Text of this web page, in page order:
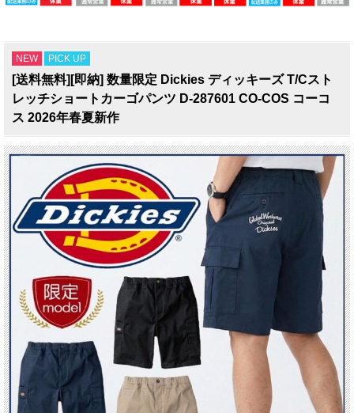
NEW PICK UP
[送料無料][即納] 数量限定 Dickies ディッキーズ T/Cスト
レッチショートカーゴパンツ D-287601 CO-COS コーコ
ス 2026年春夏新作